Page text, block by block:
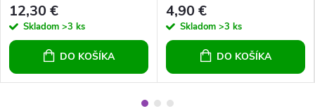
12,30 €
Skladom >3 ks
DO KOŠÍKA
4,90 €
Skladom >3 ks
DO KOŠÍKA